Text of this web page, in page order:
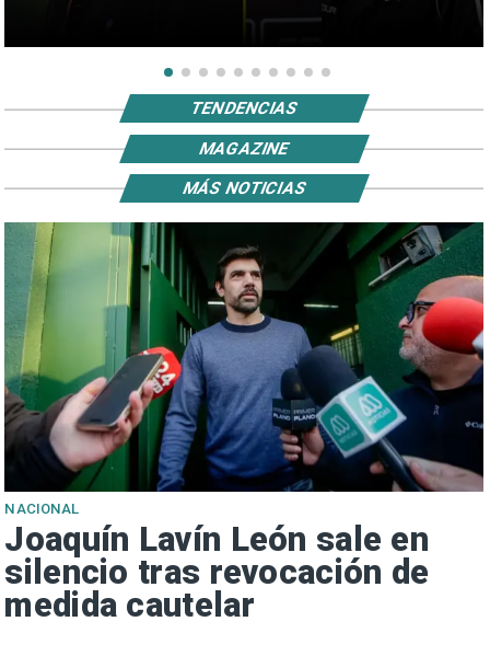
TENDENCIAS
MAGAZINE
NACIONAL
Joaquín Lavín León sale en
silencio tras revocación de
medida cautelar
MÁS NOTICIAS